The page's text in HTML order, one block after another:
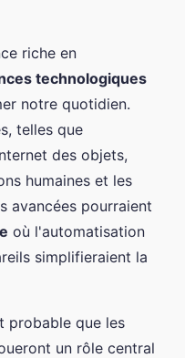
riche en
technologiques
notre quotidien.
telles que
des objets,
humaines et les
avancées pourraient
où l'automatisation
simplifieraient la
probable que les
un rôle central